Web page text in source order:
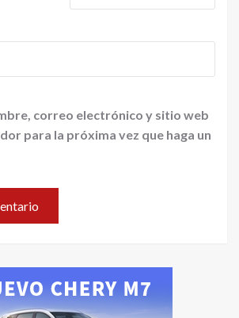
correo electrónico y sitio web
para la próxima vez que haga un